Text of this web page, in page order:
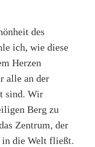
des
ich, wie diese
Herzen
alle an der
sind. Wir
Berg zu
Zentrum, der
in die Welt fließt.